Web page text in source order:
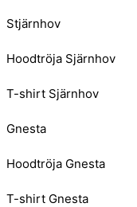
Stjärnhov
Hoodtröja Sjärnhov
T-shirt Sjärnhov
Gnesta
Hoodtröja Gnesta
T-shirt Gnesta